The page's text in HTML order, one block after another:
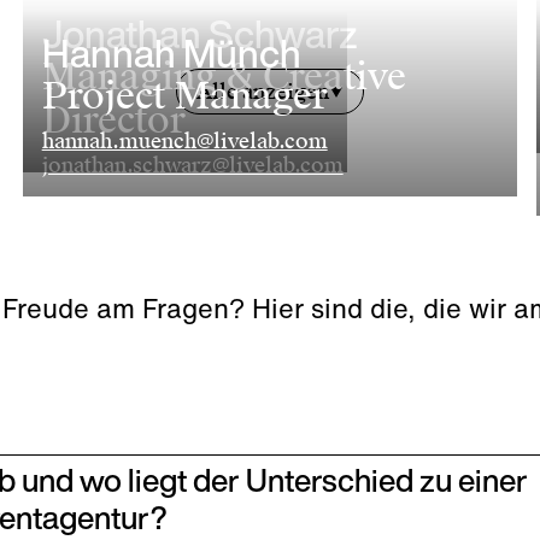
Jonathan Schwarz
Managing & Creative
Director
jonathan.schwarz@livelab.com
Hannah Münch
Project Manager
hannah.muench@livelab.com
Alle anzeigen
am Fragen? Hier sind die, die wir
und wo liegt der Unterschied zu einer